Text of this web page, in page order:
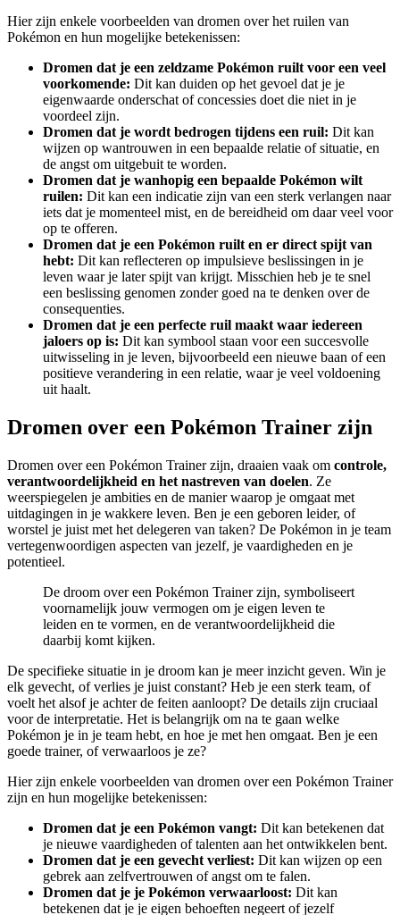
Hier zijn enkele voorbeelden van dromen over het ruilen van
Pokémon en hun mogelijke betekenissen:
Dromen dat je een zeldzame Pokémon ruilt voor een veel
voorkomende: Dit kan duiden op het gevoel dat je je
eigenwaarde onderschat of concessies doet die niet in je
voordeel zijn.
Dromen dat je wordt bedrogen tijdens een ruil: Dit kan
wijzen op wantrouwen in een bepaalde relatie of situatie, en
de angst om uitgebuit te worden.
Dromen dat je wanhopig een bepaalde Pokémon wilt
ruilen: Dit kan een indicatie zijn van een sterk verlangen naar
iets dat je momenteel mist, en de bereidheid om daar veel voor
op te offeren.
Dromen dat je een Pokémon ruilt en er direct spijt van
hebt: Dit kan reflecteren op impulsieve beslissingen in je
leven waar je later spijt van krijgt. Misschien heb je te snel
een beslissing genomen zonder goed na te denken over de
consequenties.
Dromen dat je een perfecte ruil maakt waar iedereen
jaloers op is: Dit kan symbool staan voor een succesvolle
uitwisseling in je leven, bijvoorbeeld een nieuwe baan of een
positieve verandering in een relatie, waar je veel voldoening
uit haalt.
Dromen over een Pokémon Trainer zijn
Dromen over een Pokémon Trainer zijn, draaien vaak om controle,
verantwoordelijkheid en het nastreven van doelen. Ze
weerspiegelen je ambities en de manier waarop je omgaat met
uitdagingen in je wakkere leven. Ben je een geboren leider, of
worstel je juist met het delegeren van taken? De Pokémon in je team
vertegenwoordigen aspecten van jezelf, je vaardigheden en je
potentieel.
De droom over een Pokémon Trainer zijn, symboliseert
voornamelijk jouw vermogen om je eigen leven te
leiden en te vormen, en de verantwoordelijkheid die
daarbij komt kijken.
De specifieke situatie in je droom kan je meer inzicht geven. Win je
elk gevecht, of verlies je juist constant? Heb je een sterk team, of
voelt het alsof je achter de feiten aanloopt? De details zijn cruciaal
voor de interpretatie. Het is belangrijk om na te gaan welke
Pokémon je in je team hebt, en hoe je met hen omgaat. Ben je een
goede trainer, of verwaarloos je ze?
Hier zijn enkele voorbeelden van dromen over een Pokémon Trainer
zijn en hun mogelijke betekenissen:
Dromen dat je een Pokémon vangt: Dit kan betekenen dat
je nieuwe vaardigheden of talenten aan het ontwikkelen bent.
Dromen dat je een gevecht verliest: Dit kan wijzen op een
gebrek aan zelfvertrouwen of angst om te falen.
Dromen dat je je Pokémon verwaarloost: Dit kan
betekenen dat je je eigen behoeften negeert of jezelf